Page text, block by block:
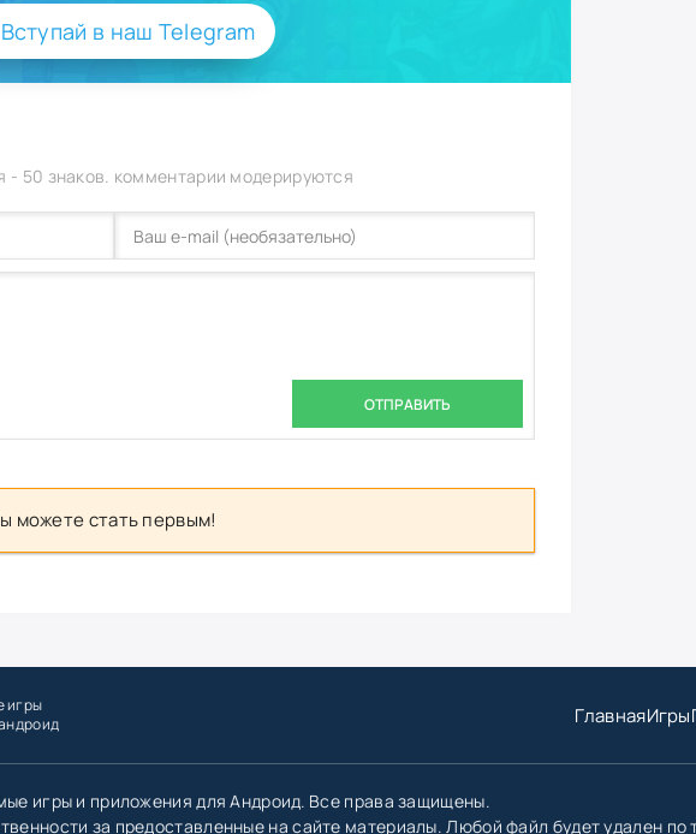
в наш Telegram
50 знаков. комментарии модерируются
ОТПРАВИТЬ
можете стать первым!
игры
ГлавнаяИгры
игры и приложения для Андроид. Все права защищены.
за предоставленные на сайте материалы. Любой файл будет удален по